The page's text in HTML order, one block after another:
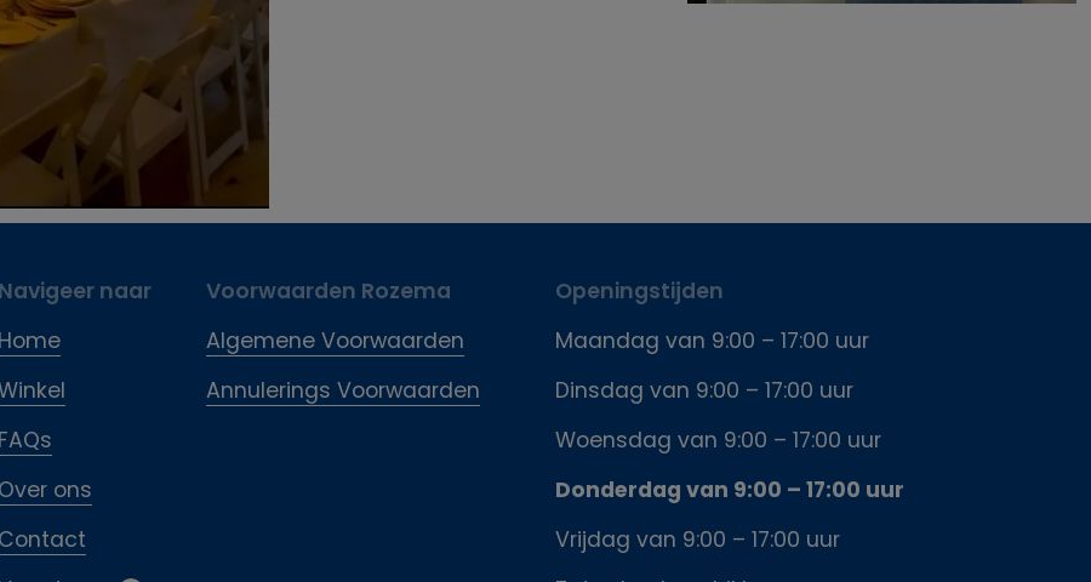
Navigeer naar
Home
FAQs
Over ons
Contact
Voorwaarden Rozema
Algemene Voorwaarden
Annulerings Voorwaarden
Openingstijden
Maandag van 9:00 – 17:00 uur
Dinsdag van 9:00 – 17:00 uur
Woensdag van 9:00 – 17:00 uur
Donderdag van 9:00 – 17:00 uur
Vrijdag van 9:00 – 17:00 uur